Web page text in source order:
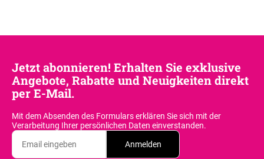
Jetzt abonnieren! Erhalten Sie exklusive
Angebote, Rabatte und Neuigkeiten direkt
per E-Mail.
Mit dem Absenden des Formulars erklären Sie sich mit der
Verarbeitung Ihrer persönlichen Daten einverstanden.
Anmelden